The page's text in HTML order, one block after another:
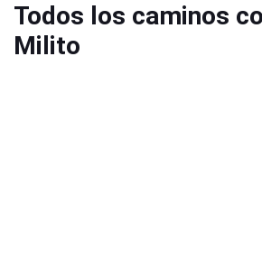
Todos los caminos
Milito